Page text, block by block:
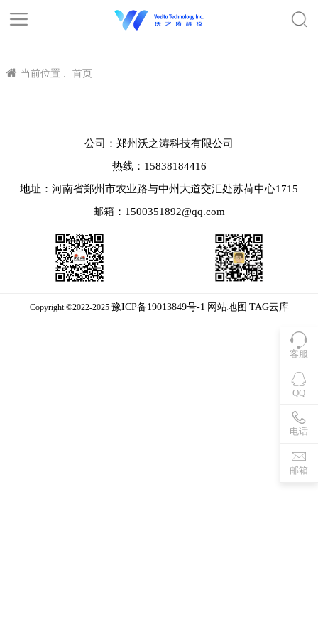
当前位置 : 首页
客服
QQ
电话
邮箱
公司：郑州沃之涛科技有限公司
热线：15838184416
地址：河南省郑州市农业路与中州大道交汇处苏荷中心1715
邮箱：1500351892@qq.com
Copyright ©2022-2025 豫ICP备19013849号-1 网站地图 TAG云库